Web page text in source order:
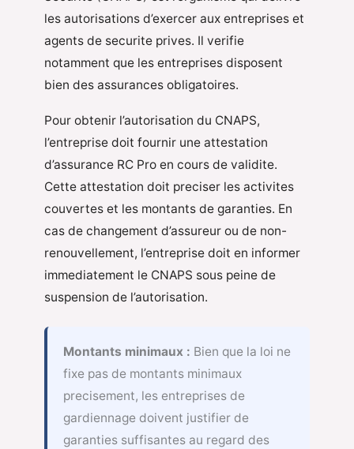
les autorisations d’exercer aux entreprises et
agents de securite prives. Il verifie
notamment que les entreprises disposent
bien des assurances obligatoires.
Pour obtenir l’autorisation du CNAPS,
l’entreprise doit fournir une attestation
d’assurance RC Pro en cours de validite.
Cette attestation doit preciser les activites
couvertes et les montants de garanties. En
cas de changement d’assureur ou de non-
renouvellement, l’entreprise doit en informer
immediatement le CNAPS sous peine de
suspension de l’autorisation.
Montants minimaux : Bien que la loi ne
fixe pas de montants minimaux
precisement, les entreprises de
gardiennage doivent justifier de
garanties suffisantes au regard des